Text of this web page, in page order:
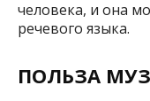
человека, и она
речевого языка.
ПОЛЬЗА